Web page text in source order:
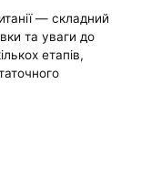
— складний
та уваги до
етапів,